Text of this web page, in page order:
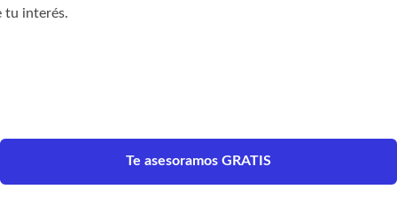
tu interés.
Te asesoramos GRATIS